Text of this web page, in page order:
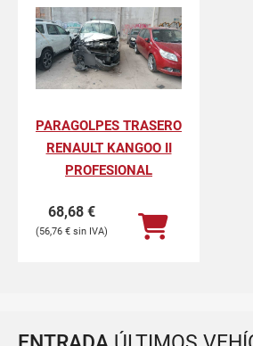
PARAGOLPES TRASERO
RENAULT KANGOO II
PROFESIONAL
68,68 €
56,76 €